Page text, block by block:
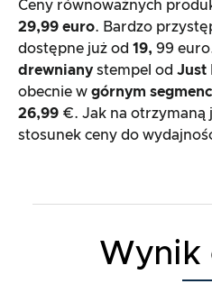
Ceny równoważnych
29,99 euro. Bardzo
dostępne już od 19, 99
drewniany stempel od Just
obecnie w górnym
26,99 €. Jak na otrzymaną
stosunek ceny do
Wynik